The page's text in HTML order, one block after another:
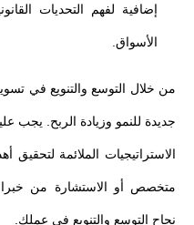
إضافية لفهم التحديات
الأسواق.
من خلال التوسع والتنويع في
جديدة للنمو وزيادة الربح. يجب
الاستراتيجيات الملائمة
متخصص أو الاستشارة من
نجاح التوسع والتنويع في عملك.